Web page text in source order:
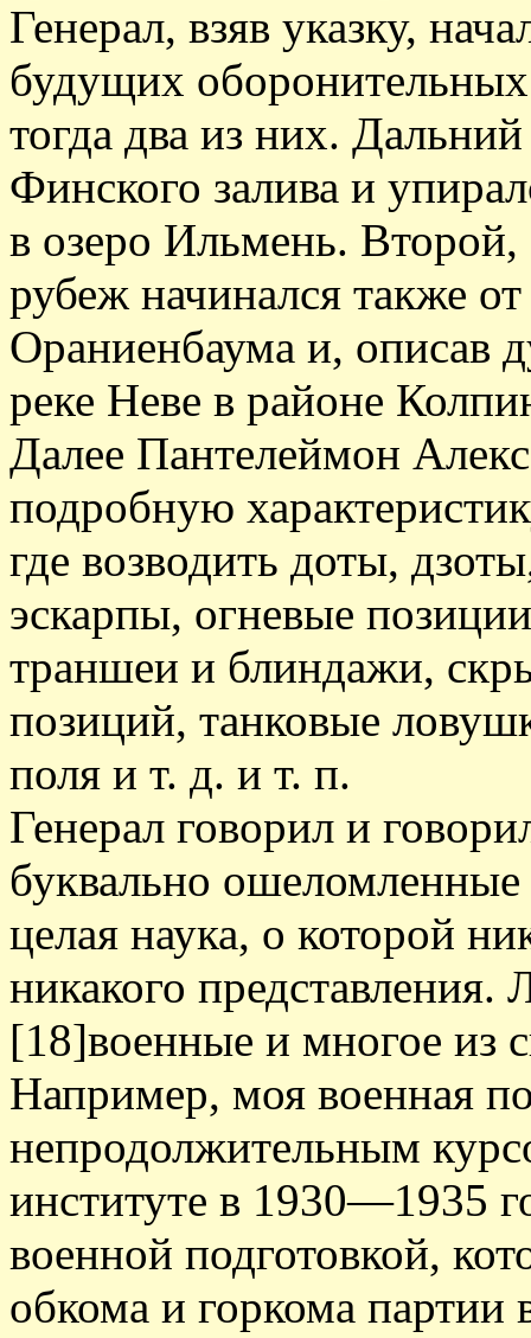
Генерал, взяв указку,
будущих
тогда два из них.
Финского залива и
в озеро Ильмень.
рубеж начинался также
Ораниенбаума и, описав
реке Неве в районе
Далее Пантелеймон
подробную
где возводить доты,
эскарпы, огневые
траншеи и блиндажи,
позиций, танковые
поля и т. д. и т. п.
Генерал говорил и
буквально
целая наука, о которой
никакого
[18]военные и многое из
Например, моя военная
непродолжительным
институте в 1930—1935
военной подготовкой,
обкома и горкома